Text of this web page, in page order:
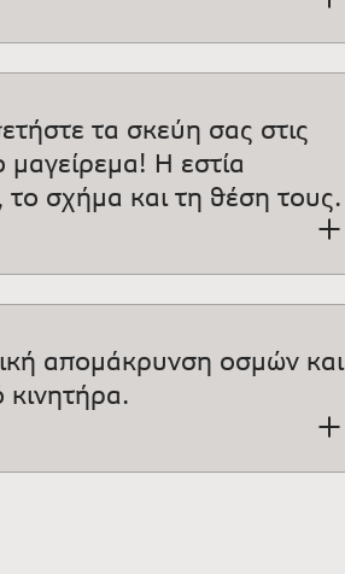
τα σκεύη σας στις
μαγείρεμα! Η εστία
το σχήμα και τη θέση τους.
απομάκρυνση οσμών και